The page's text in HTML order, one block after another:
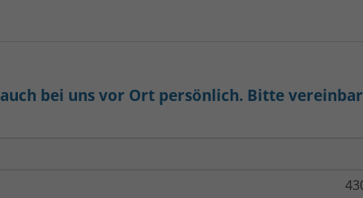
bei uns vor Ort persönlich. Bitte